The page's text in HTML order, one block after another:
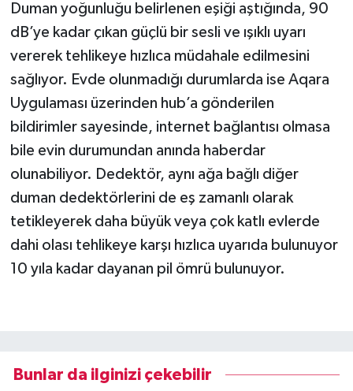
Duman yoğunluğu belirlenen eşiği aştığında, 90
dB’ye kadar çıkan güçlü bir sesli ve ışıklı uyarı
vererek tehlikeye hızlıca müdahale edilmesini
sağlıyor. Evde olunmadığı durumlarda ise Aqara
Uygulaması üzerinden hub’a gönderilen
bildirimler sayesinde, internet bağlantısı olmasa
bile evin durumundan anında haberdar
olunabiliyor. Dedektör, aynı ağa bağlı diğer
duman dedektörlerini de eş zamanlı olarak
tetikleyerek daha büyük veya çok katlı evlerde
dahi olası tehlikeye karşı hızlıca uyarıda bulunuyor
10 yıla kadar dayanan pil ömrü bulunuyor.
Bunlar da ilginizi çekebilir